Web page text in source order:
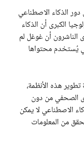
الذكاء الاصطناعي
الكبرى أن الذكاء
الناشرون أن غوغل لم
يُستخدم محتواها
هذه الأنظمة،
الصحفي من دون
الاصطناعي لا يمكن
من المعلومات